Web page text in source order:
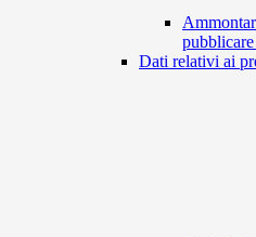
Dati relativi ai